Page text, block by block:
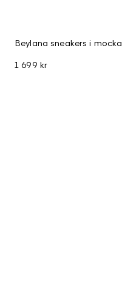
Beylana sneakers i mocka
1 699 kr